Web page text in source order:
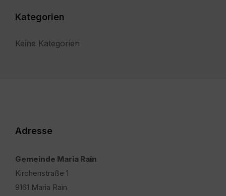
Kategorien
Keine Kategorien
Adresse
Gemeinde Maria Rain
Kirchenstraße 1
9161 Maria Rain